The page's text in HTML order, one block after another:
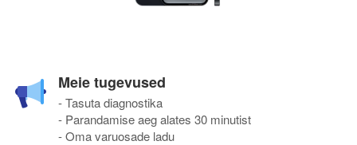
Meie tugevused
- Tasuta diagnostika
- Parandamise aeg alates 30 minutist
- Oma varuosade ladu